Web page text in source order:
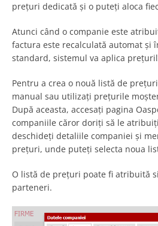
prețuri dedicată și o puteți aloca
Atunci când o companie este
factura este recalculată automat și
standard, sistemul va aplica
Pentru a crea o nouă listă de
manual sau utilizați prețurile
După aceasta, accesați pagina
companiile căror doriți să le
deschideți detaliile companiei și
prețuri, unde puteți selecta noua
O listă de prețuri poate fi atribuită
parteneri.